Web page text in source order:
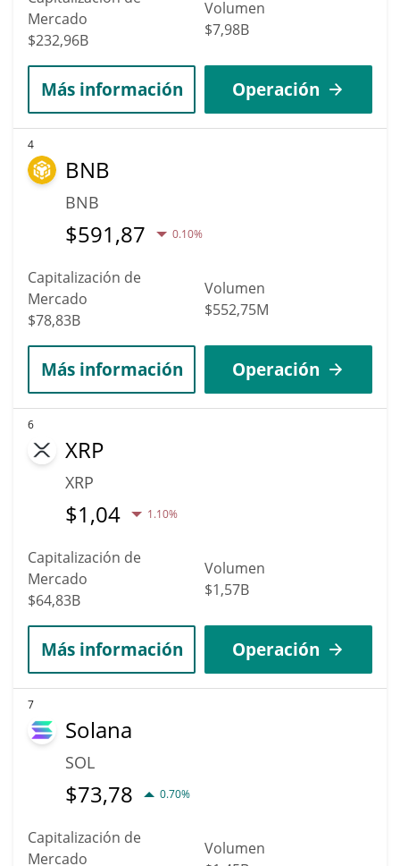
Mercado
$232,96B
Volumen
$7,98B
Más información Operación
4
BNB
BNB
$591,87 0.10%
Capitalización de
Mercado
$78,83B
Volumen
$552,75M
Más información Operación
6
XRP
XRP
$1,04 1.10%
Capitalización de
Mercado
$64,83B
Volumen
$1,57B
Más información Operación
7
Solana
SOL
$73,78 0.70%
Capitalización de
Mercado
Volumen